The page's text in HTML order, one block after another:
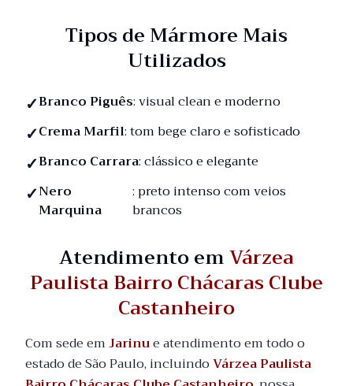
Tipos de Mármore Mais
Utilizados
Branco Piguês: visual clean e moderno
Crema Marfil: tom bege claro e sofisticado
Branco Carrara: clássico e elegante
Nero
Marquina
: preto intenso com veios
brancos
Atendimento emVárzea
Paulista Bairro Chácaras Clube
Castanheiro
Com sede emJarinue atendimento em todo o
estado de São Paulo, incluindoVárzea Paulista